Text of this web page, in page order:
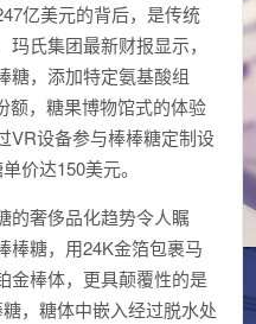
亿美元的背后，是传统
氏集团最新财报显示，
糖，添加特定氨基酸组
额，糖果博物馆式的体验
VR设备参与棒棒糖定制设
价达150美元。
的奢侈品化趋势令人瞩
棒糖，用24K金箔包裹马
金棒体，更具颠覆性的是
，糖体中嵌入经过脱水处